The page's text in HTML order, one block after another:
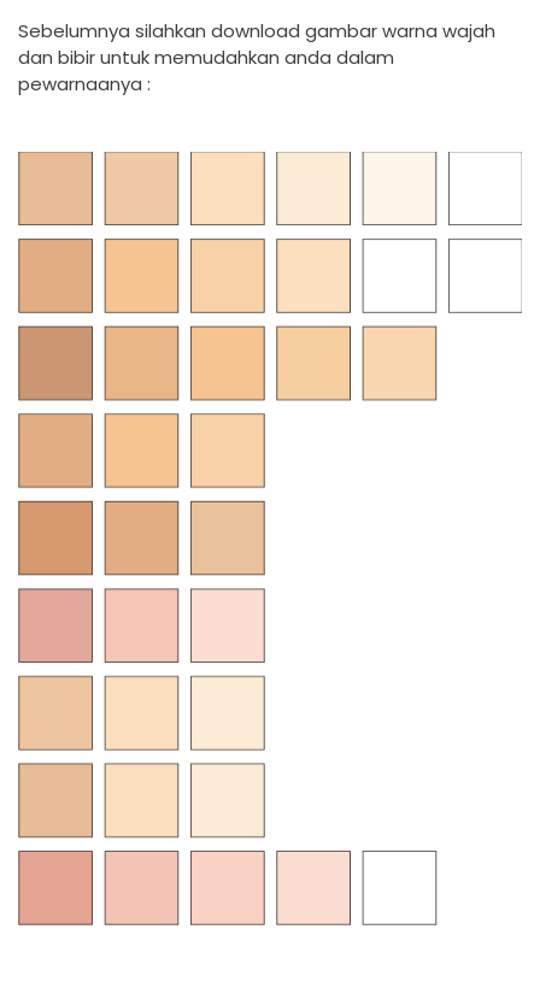
Sebelumnya silahkan download gambar warna wajah
dan bibir untuk memudahkan anda dalam
pewarnaanya :